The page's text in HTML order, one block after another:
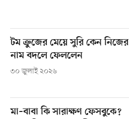
টম ক্রুজের মেয়ে সুরি কেন নিজের
নাম বদলে ফেললেন
৩০ জুলাই ২০২৬
মা–বাবা কি সারাক্ষণ ফেসবুকে?